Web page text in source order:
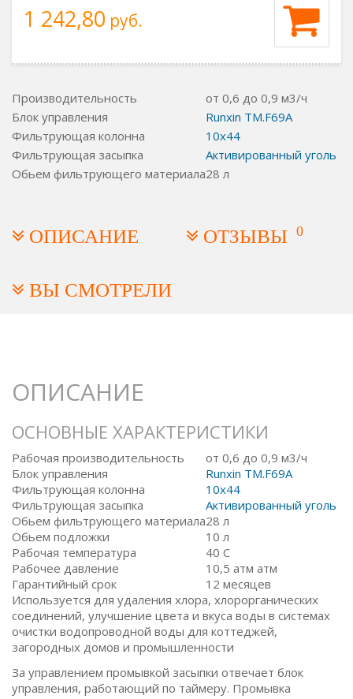
1 242,80 руб.
Производительность
от 0,6 до 0,9 м3/ч
Блок управления
Runxin TM.F69A
Фильтрующая колонна
10x44
Фильтрующая засыпка
Активированный уголь
Обьем фильтрующего материала28 л
ОПИСАНИЕ ОТЗЫВЫ 0
ВЫ СМОТРЕЛИ
ОПИСАНИЕ
ОСНОВНЫЕ ХАРАКТЕРИСТИКИ
Рабочая производительность
от 0,6 до 0,9 м3/ч
Блок управления
Runxin TM.F69A
Фильтрующая колонна
10x44
Фильтрующая засыпка
Активированный уголь
Обьем фильтрующего материала28 л
Обьем подложки
10 л
Рабочая температура
40 С
Рабочее давление
10,5 атм атм
Гарантийный срок
12 месяцев
Используется для удаления хлора, хлорорганических
соединений, улучшение цвета и вкуса воды в системах
очистки водопроводной воды для коттеджей,
загородных домов и промышленности
За управлением промывкой засыпки отвечает блок
управления, работающий по таймеру. Промывка